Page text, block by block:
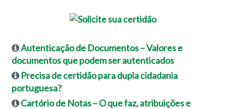
Autenticação de Documentos – Valores e
documentos que podem ser autenticados
Precisa de certidão para dupla cidadania
portuguesa?
Cartório de Notas – O que faz, atribuições e